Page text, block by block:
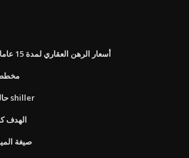
أسعار الرهن العقاري لمدة 15 عاما التاريخية الرسم البياني
حالة بيانات مؤشر الإسكان shiller
الهدف
صيغة